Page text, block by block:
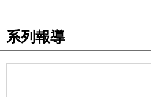
系列報導